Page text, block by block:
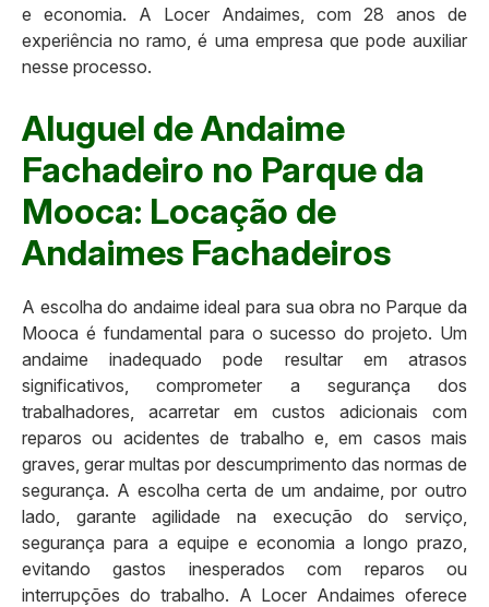
e economia. A Locer Andaimes, com 28 anos de
experiência no ramo, é uma empresa que pode auxiliar
nesse processo.
Aluguel de Andaime
Fachadeiro no Parque da
Mooca: Locação de
Andaimes Fachadeiros
A escolha do andaime ideal para sua obra no Parque da
Mooca é fundamental para o sucesso do projeto. Um
andaime inadequado pode resultar em atrasos
significativos, comprometer a segurança dos
trabalhadores, acarretar em custos adicionais com
reparos ou acidentes de trabalho e, em casos mais
graves, gerar multas por descumprimento das normas de
segurança. A escolha certa de um andaime, por outro
lado, garante agilidade na execução do serviço,
segurança para a equipe e economia a longo prazo,
evitando gastos inesperados com reparos ou
interrupções do trabalho. A Locer Andaimes oferece